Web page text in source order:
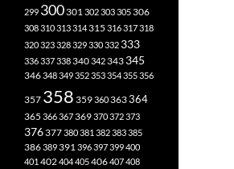
299 300301302303305306
308310313314315 316317318
320323328329330332 333
336337338340342343 345
346348349352353354355356
357 358 359360363364
365 366367369370372373
376377380381 382383385
386389391396397399400
401 402404405406407408